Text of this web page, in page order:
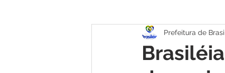
Cultura, Festa e Esporte
Prefeitura de